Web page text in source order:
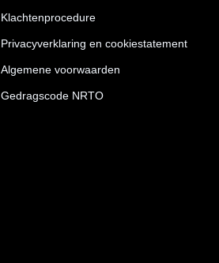
Klachtenprocedure
Privacyverklaring en cookiestatement
Algemene voorwaarden
Gedragscode NRTO